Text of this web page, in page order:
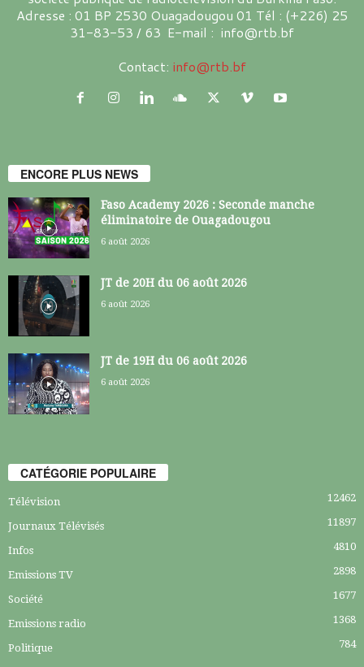
Adresse : 01 BP 2530 Ouagadougou 01 Tél : (+226) 25
31-83-53 / 63 E-mail : info@rtb.bf
Contact: info@rtb.bf
ENCORE PLUS NEWS
Faso Academy 2026 : Seconde manche
éliminatoire de Ouagadougou
6 août 2026
JT de 20H du 06 août 2026
6 août 2026
JT de 19H du 06 août 2026
6 août 2026
CATÉGORIE POPULAIRE
Télévision 12462
Journaux Télévisés 11897
Infos 4810
Emissions TV 2898
Société 1677
Emissions radio 1368
Politique 784